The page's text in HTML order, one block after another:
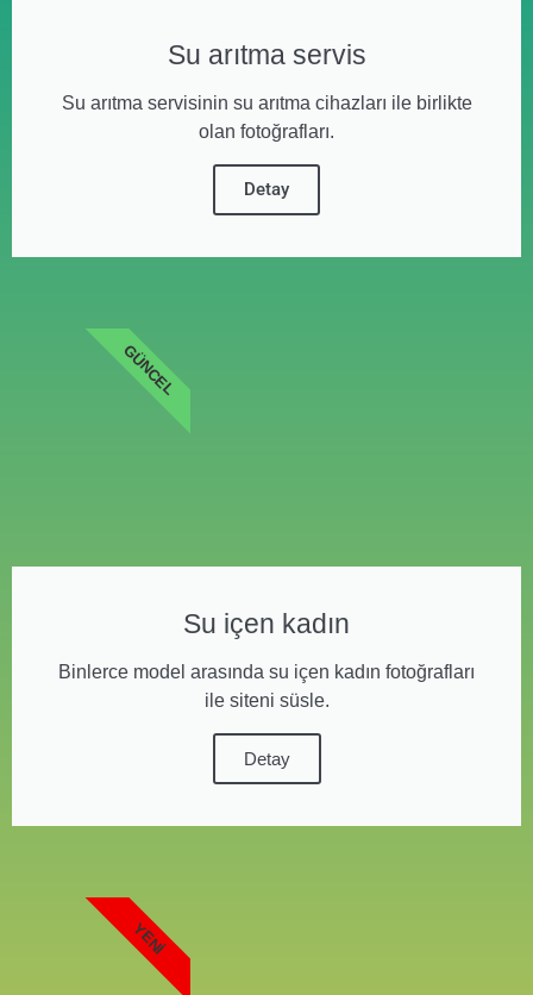
Su arıtma servis
Su arıtma servisinin su arıtma cihazları ile birlikte
olan fotoğrafları.
Detay
Su içen kadın
Binlerce model arasında su içen kadın fotoğrafları
ile siteni süsle.
Detay
GÜNCEL
YENI